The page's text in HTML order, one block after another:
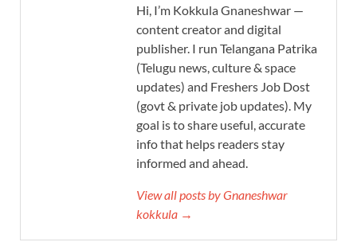
Hi, I’m Kokkula Gnaneshwar —
content creator and digital
publisher. I run Telangana Patrika
(Telugu news, culture & space
updates) and Freshers Job Dost
(govt & private job updates). My
goal is to share useful, accurate
info that helps readers stay
informed and ahead.
View all posts by Gnaneshwar
kokkula →